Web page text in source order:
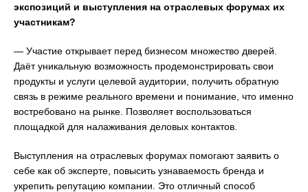
экспозиций и выступления на отраслевых форумах их
участникам?
— Участие открывает перед бизнесом множество дверей.
Даёт уникальную возможность продемонстрировать свои
продукты и услуги целевой аудитории, получить обратную
связь в режиме реального времени и понимание, что именно
востребовано на рынке. Позволяет воспользоваться
площадкой для налаживания деловых контактов.
Выступления на отраслевых форумах помогают заявить о
себе как об эксперте, повысить узнаваемость бренда и
укрепить репутацию компании. Это отличный способ